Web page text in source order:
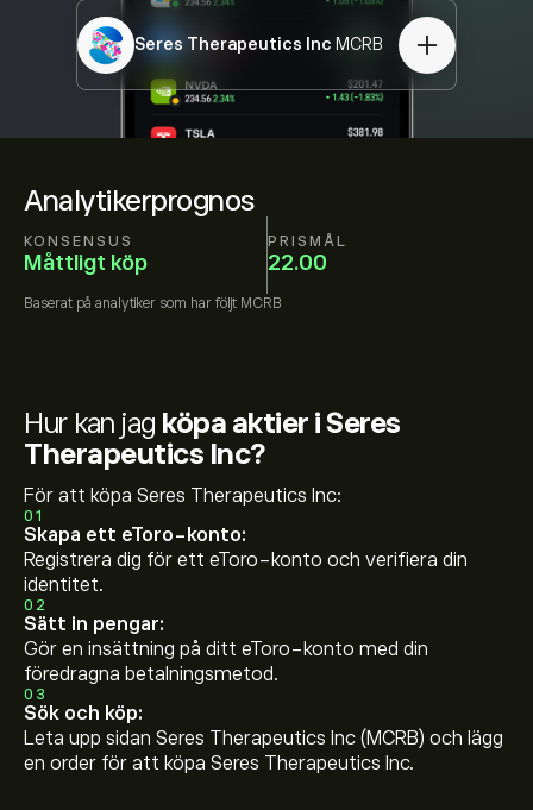
Analytikerprognos
KONSENSUS
Måttligt köp
PRISMÅL
22.00
Baserat på analytiker som har följt MCRB
Seres Therapeutics Inc MCRB
Hur kan jag köpa aktier i Seres
Therapeutics Inc?
För att köpa Seres Therapeutics Inc:
01
Skapa ett eToro-konto:
Registrera dig för ett eToro-konto och verifiera din
identitet.
02
Sätt in pengar:
Gör en insättning på ditt eToro-konto med din
föredragna betalningsmetod.
03
Sök och köp:
Leta upp sidan Seres Therapeutics Inc (MCRB) och lägg
en order för att köpa Seres Therapeutics Inc.